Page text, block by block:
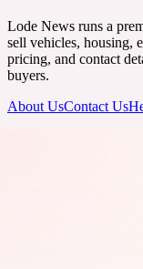
Lode News runs a
sell vehicles, housing,
pricing, and contact
buyers.
About UsContact Us